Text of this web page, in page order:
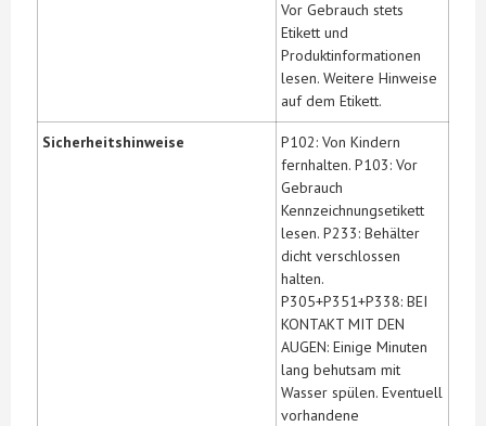
Vor Gebrauch stets
Etikett und
Produktinformationen
lesen. Weitere Hinweise
auf dem Etikett.
Sicherheitshinweise
P102: Von Kindern
fernhalten. P103: Vor
Gebrauch
Kennzeichnungsetikett
lesen. P233: Behälter
dicht verschlossen
halten.
P305+P351+P338: BEI
KONTAKT MIT DEN
AUGEN: Einige Minuten
lang behutsam mit
Wasser spülen. Eventuell
vorhandene